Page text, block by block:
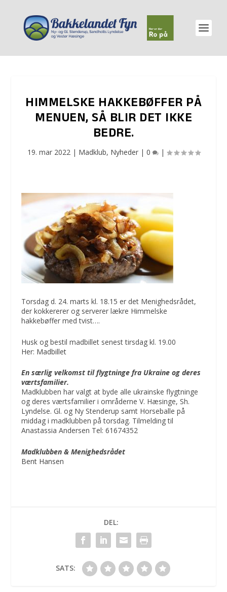
HIMMELSKE HAKKEBØFFER PÅ
MENUEN, SÅ BLIR DET IKKE
BEDRE.
19. mar 2022| Madklub, Nyheder| 0 |
Torsdag d. 24. marts kl. 18.15 er det Menighedsrådet,
der kokkererer og serverer lækre Himmelske
hakkebøffer med tvist….
Husk og bestil madbillet senest tirsdag kl. 19.00
Her: Madbillet
En særlig velkomst til flygtninge fra Ukraine og deres
værtsfamilier.
Madklubben har valgt at byde alle ukrainske flygtninge
og deres værtsfamilier i områderne V. Hæsinge, Sh.
Lyndelse. Gl. og Ny Stenderup samt Horseballe på
middag i madklubben på torsdag. Tilmelding til
Anastassia Andersen Tel: 61674352
Madklubben & Menighedsrådet
Bent Hansen
DEL:
SATS: